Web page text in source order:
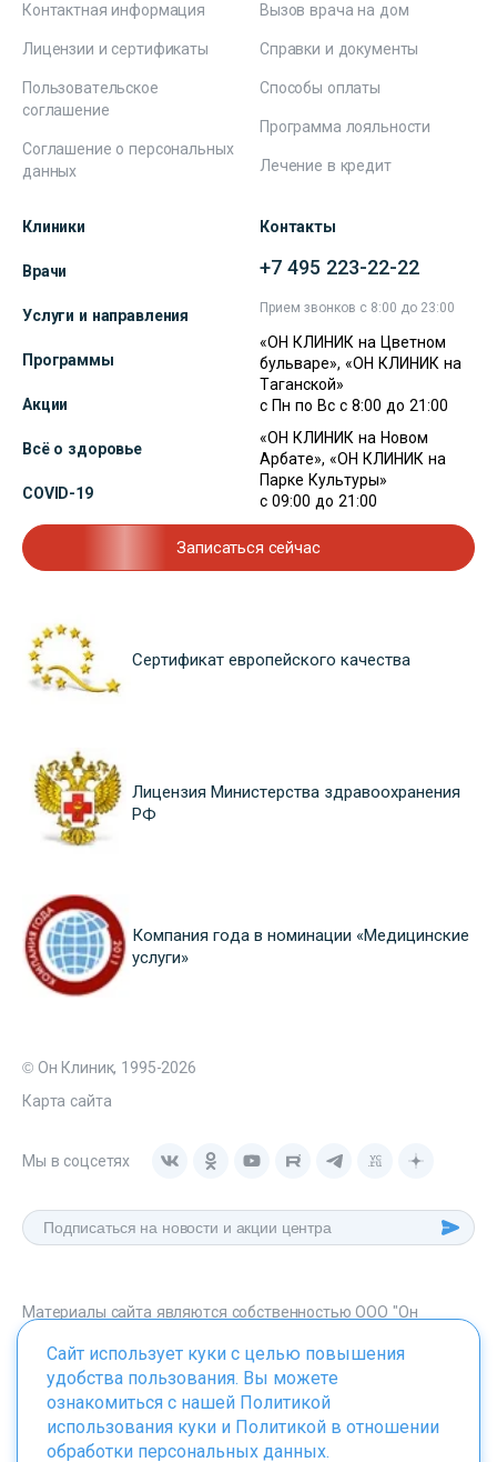
Контактная информация
Лицензии и сертификаты
Пользовательское
соглашение
Соглашение о персональных
данных
Вызов врача на дом
Справки и документы
Способы оплаты
Программа лояльности
Лечение в кредит
Клиники
Врачи
Услуги и направления
Программы
Акции
Всё о здоровье
COVID-19
Контакты
+7 495 223-22-22
Прием звонков с 8:00 до 23:00
«ОН КЛИНИК на Цветном
бульваре», «ОН КЛИНИК на
Таганской»
с Пн по Вс с 8:00 до 21:00
«ОН КЛИНИК на Новом
Арбате», «ОН КЛИНИК на
Парке Культуры»
с 09:00 до 21:00
Записаться сейчас
Сертификат европейского качества
Лицензия Министерства здравоохранения
РФ
Компания года в номинации «Медицинские
услуги»
© Он Клиник, 1995-2026
Карта сайта
Мы в соцсетях
Материалы сайта являются собственностью ООО "Он
onclinic.ru запрещено в соответствии со статьей 1259 ГК. РФ.
Сайт использует куки с целью повышения
удобства пользования. Вы можете
ознакомиться с нашей Политикой
использования куки и Политикой в отношении
обработки персональных данных.